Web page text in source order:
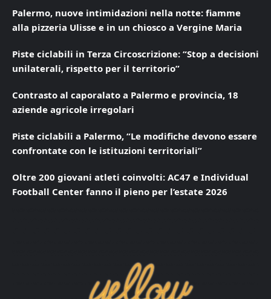
Palermo, nuove intimidazioni nella notte: fiamme
alla pizzeria Ulisse e in un chiosco a Vergine Maria
Piste ciclabili in Terza Circoscrizione: “Stop a decisioni
unilaterali, rispetto per il territorio”
Contrasto al caporalato a Palermo e provincia, 18
aziende agricole irregolari
Piste ciclabili a Palermo, “Le modifiche devono essere
confrontate con le istituzioni territoriali”
Oltre 200 giovani atleti coinvolti: AC47 e Individual
Football Center fanno il pieno per l’estate 2026